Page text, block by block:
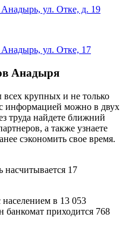
ул. Отке, д. 19
ул. Отке, 17
Анадыря
крупных и не только
информацией можно в двух
труда найдете ближний
а также узнаете
сэкономить свое время.
17
в 13 053
банкомат приходится 768